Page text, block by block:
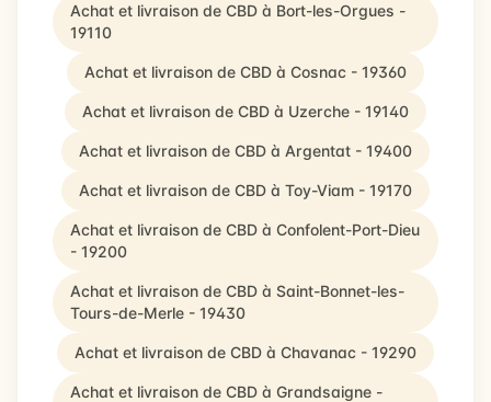
Achat et livraison de CBD à Bort-les-Orgues -
19110
Achat et livraison de CBD à Cosnac - 19360
Achat et livraison de CBD à Uzerche - 19140
Achat et livraison de CBD à Argentat - 19400
Achat et livraison de CBD à Toy-Viam - 19170
Achat et livraison de CBD à Confolent-Port-Dieu
- 19200
Achat et livraison de CBD à Saint-Bonnet-les-
Tours-de-Merle - 19430
Achat et livraison de CBD à Chavanac - 19290
Achat et livraison de CBD à Grandsaigne -